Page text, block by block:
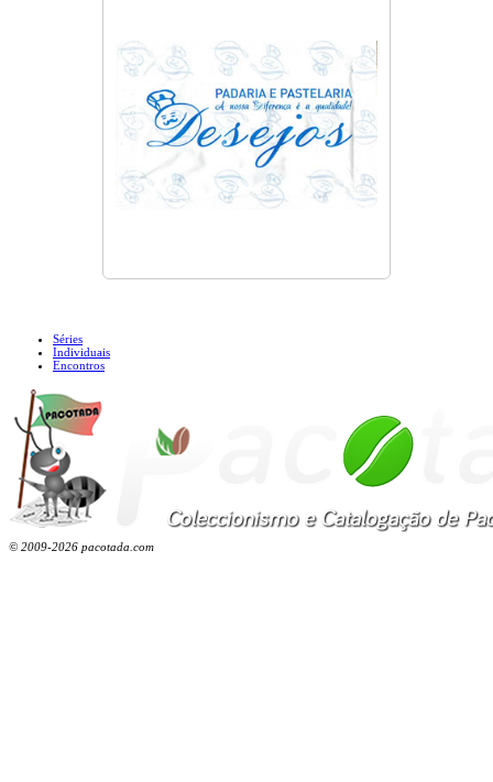
Séries
Individuais
Encontros
© 2009-2026 pacotada.com